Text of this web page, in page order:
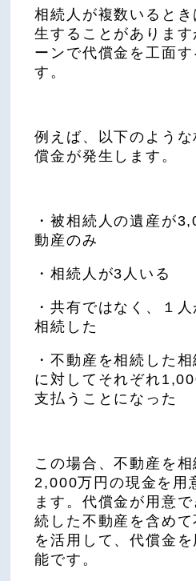
相続人が複数いると
生することがありま
ーンで代償金を工面
す。
例えば、以下のよう
償金が発生します。
・被相続人の遺産が
動産のみ
・相続人が3人いる
・共有ではなく、１
相続した
・不動産を相続した
に対してそれぞれ
支払うことになった
この場合、不動産を
2,000万円の現金を用
ます。代償金が用意
続した不動産を含め
を活用して、代償金
能です。